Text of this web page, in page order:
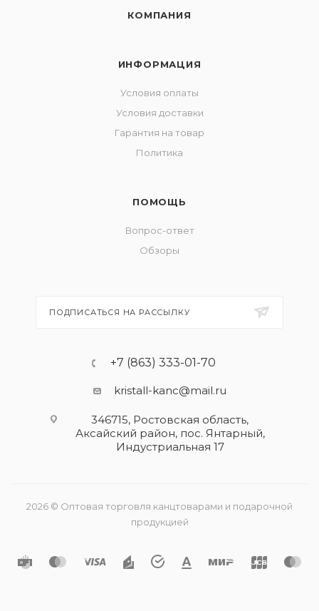
КОМПАНИЯ
ИНФОРМАЦИЯ
Условия оплаты
Условия доставки
Гарантия на товар
Политика
ПОМОЩЬ
Вопрос-ответ
Обзоры
ПОДПИСАТЬСЯ НА РАССЫЛКУ
+7 (863) 333-01-70
kristall-kanc@mail.ru
346715, Ростовская область​,
Аксайский район, пос. Янтарный,
Индустриальная 17
2026 © Оптовая торговля канцтоварами и подарочной
продукцией